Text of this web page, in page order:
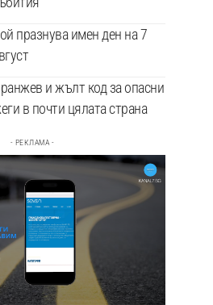
празнува имен ден на 7
и жълт код за опасни
в почти цялата страна
- РЕКЛАМА -